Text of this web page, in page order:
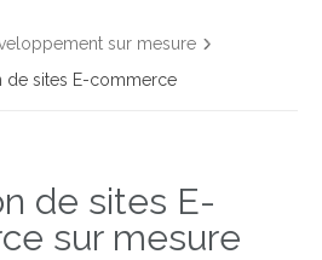
sur mesure
de sites E-commerce
de sites E-
sur mesure